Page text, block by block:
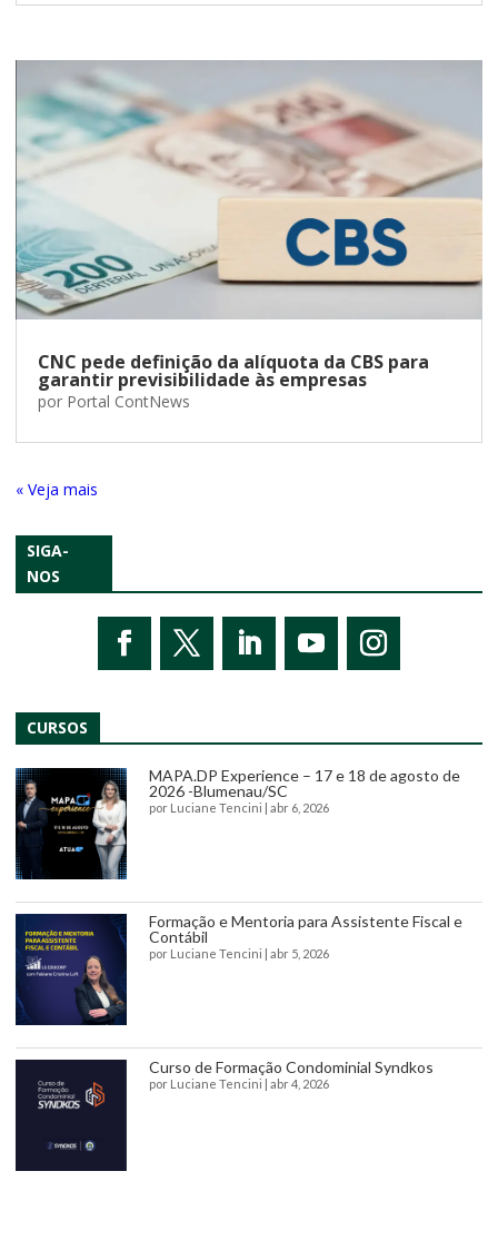
CNC pede definição da alíquota da CBS para
garantir previsibilidade às empresas
por Portal ContNews
« Entradas Antigas
SIGA-
NOS
CURSOS
MAPA.DP Experience – 17 e 18 de agosto de
2026 -Blumenau/SC
por Luciane Tencini abr 6, 2026
Formação e Mentoria para Assistente Fiscal e
Contábil
por Luciane Tencini abr 5, 2026
Curso de Formação Condominial Syndkos
por Luciane Tencini abr 4, 2026